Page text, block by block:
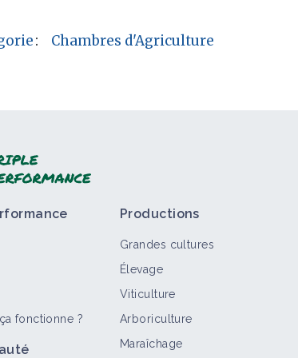
: Chambres d'Agriculture
fonctionne ?
Productions
Grandes cultures
Élevage
Viticulture
Arboriculture
Maraîchage